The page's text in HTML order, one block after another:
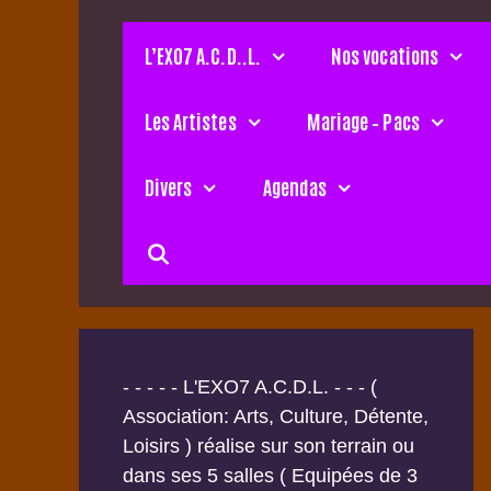
L’EXO7 A.C.D..L. Nos vocations
Les Artistes Mariage – Pacs
Divers Agendas
- - - - - L'EXO7 A.C.D.L. - - - (
Association: Arts, Culture, Détente,
Loisirs ) réalise sur son terrain ou
dans ses 5 salles ( Equipées de 3